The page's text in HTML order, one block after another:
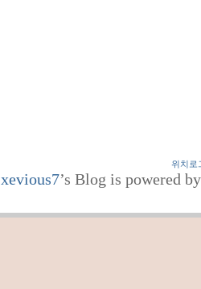
위치로
xevious7’s Blog is powered